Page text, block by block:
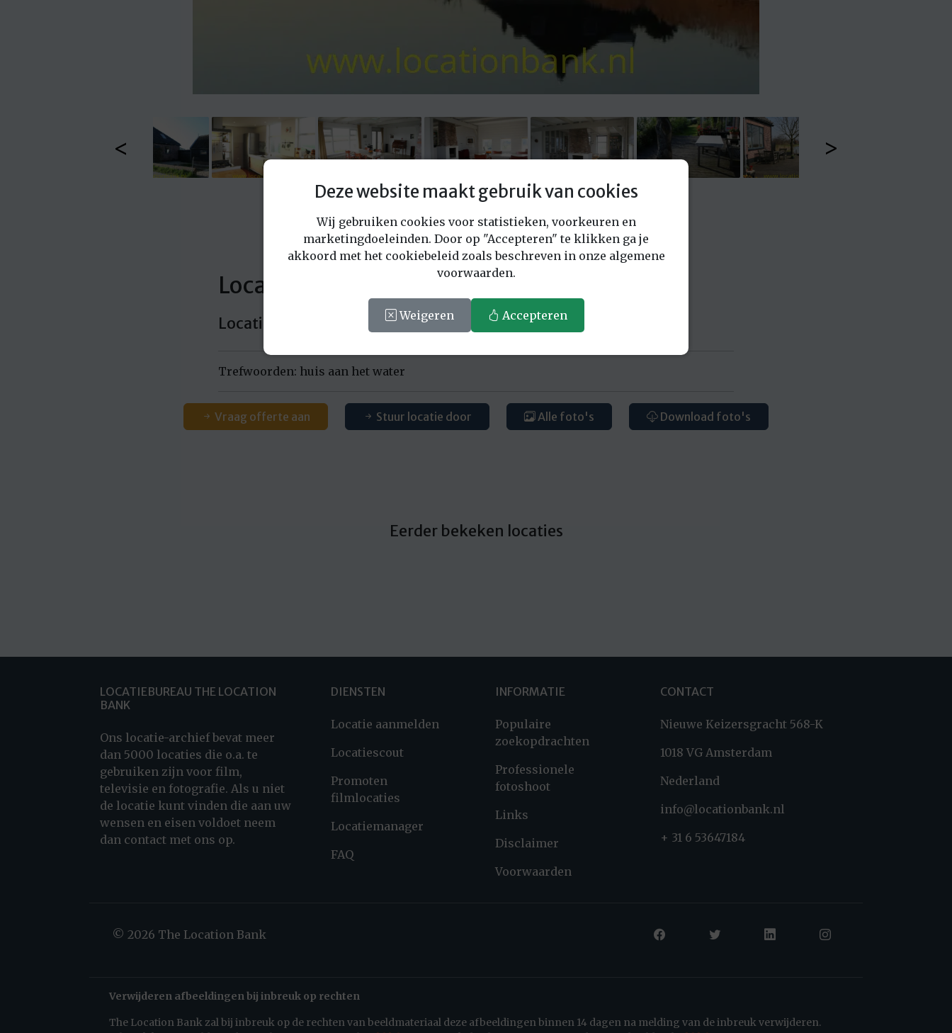
< >
Vraag offerte aan voor deze locatie
Locatie: 1305
Locatie in Noord Holland.
Trefwoorden: huis aan het water
Vraag offerte aan Stuur locatie door Alle foto's Download foto's
Eerder bekeken locaties
LOCATIEBUREAU THE LOCATION
BANK
Ons locatie-archief bevat meer
dan 5000 locaties die o.a. te
gebruiken zijn voor film,
televisie en fotografie. Als u niet
de locatie kunt vinden die aan uw
wensen en eisen voldoet neem
dan contact met ons op.
DIENSTEN
Locatie aanmelden
Locatiescout
Promoten
filmlocaties
Locatiemanager
FAQ
INFORMATIE
Populaire
zoekopdrachten
Professionele
fotoshoot
Links
Disclaimer
Voorwaarden
CONTACT
Nieuwe Keizersgracht 568-K
1018 VG Amsterdam
Nederland
info@locationbank.nl
+ 31 6 53647184
© 2026 The Location Bank
Verwijderen afbeeldingen bij inbreuk op rechten
The Location Bank zal bij inbreuk op de rechten van beeldmateriaal deze afbeeldingen binnen 14 dagen na melding van de inbreuk verwijderen.
Deze website maakt gebruik van cookies
Wij gebruiken cookies voor statistieken, voorkeuren en
marketingdoeleinden. Door op "Accepteren" te klikken ga je
akkoord met het cookiebeleid zoals beschreven in onze algemene
voorwaarden.
Weigeren Accepteren